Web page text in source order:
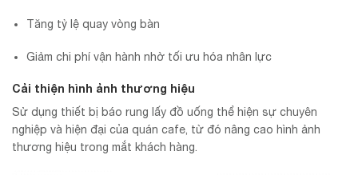
Tăng tỷ lệ quay vòng bàn
Giảm chi phí vận hành nhờ tối ưu hóa nhân lực
Cải thiện hình ảnh thương hiệu
Sử dụng thiết bị báo rung lấy đồ uống thể hiện sự chuyên
nghiệp và hiện đại của quán cafe, từ đó nâng cao hình ảnh
thương hiệu trong mắt khách hàng.